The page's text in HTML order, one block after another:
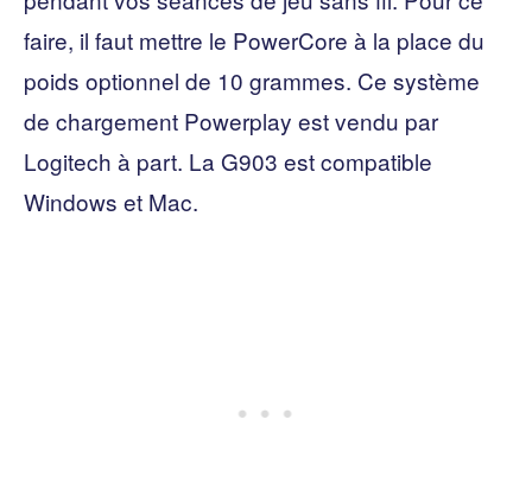
faire, il faut mettre le PowerCore à la place du
poids optionnel de 10 grammes. Ce système
de chargement Powerplay est vendu par
Logitech à part. La G903 est compatible
Windows et Mac.